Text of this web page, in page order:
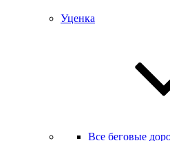
Уценка
Все беговые